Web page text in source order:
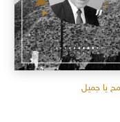
يا جميل